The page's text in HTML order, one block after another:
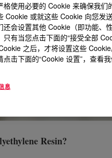
样品选项
Resin?
格使用必要的 Cookie 来确保我
Cookie 或就这些 Cookie 向您发
还会设置其他 Cookie（即功能、
只有当您点击下面的“接受全部
之后，才将设置这些
点击下面的“Cookie 设置”，查看
息